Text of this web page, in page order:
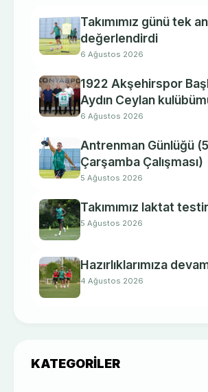
Takımımız günü tek
değerlendirdi
6 Ağustos 2026
1922 Akşehirspor
Aydın Ceylan
ziyaret etti.
6 Ağustos 2026
Antrenman Günlüğü
Çarşamba Çalışması)
5 Ağustos 2026
Takımımız laktat
5 Ağustos 2026
Hazırlıklarımıza
4 Ağustos 2026
KATEGORILER